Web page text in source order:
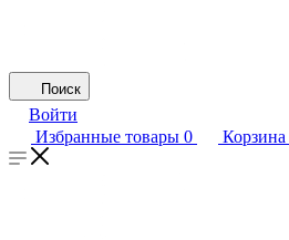
Поиск
Войти
Избранные товары 0 Корзина